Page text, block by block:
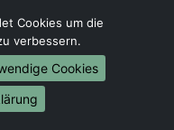
Berlin
Hamburg
München
Köln
Cookies um die
verbessern.
Cookies